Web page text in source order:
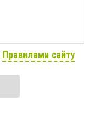
Правилами сайту